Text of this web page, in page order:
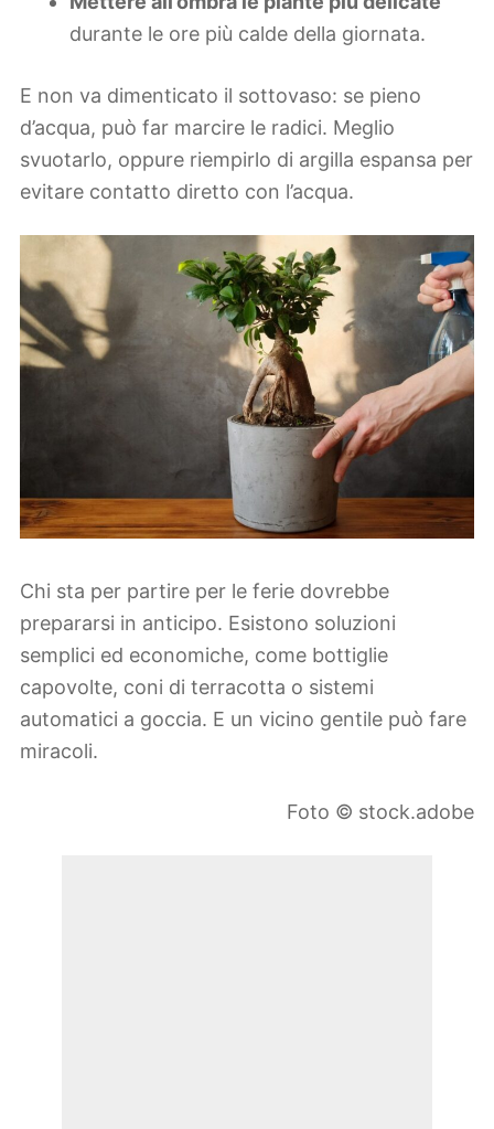
durante le ore più calde della giornata.
E non va dimenticato il sottovaso: se pieno
d’acqua, può far marcire le radici. Meglio
svuotarlo, oppure riempirlo di argilla espansa per
evitare contatto diretto con l’acqua.
Chi sta per partire per le ferie dovrebbe
prepararsi in anticipo. Esistono soluzioni
semplici ed economiche, come bottiglie
capovolte, coni di terracotta o sistemi
automatici a goccia. E un vicino gentile può fare
miracoli.
Foto © stock.adobe